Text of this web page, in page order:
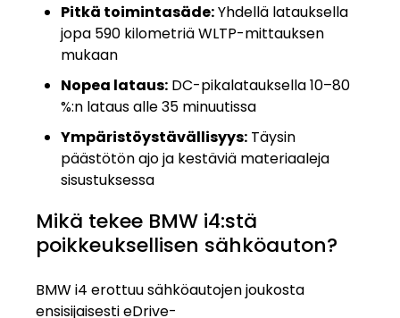
Pitkä toimintasäde:Yhdellä latauksella
jopa 590 kilometriä WLTP-mittauksen
mukaan
Nopea lataus: DC-pikalatauksella 10–80
%:n lataus alle 35 minuutissa
Ympäristöystävällisyys: Täysin
päästötön ajo ja kestäviä materiaaleja
sisustuksessa
Mikä tekee BMW i4:stä
poikkeuksellisen sähköauton?
BMW i4 erottuu sähköautojen joukosta
ensisijaisesti eDrive-